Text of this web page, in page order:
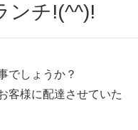
ンチ!(^^)!
でしょうか？
客様に配達させていた